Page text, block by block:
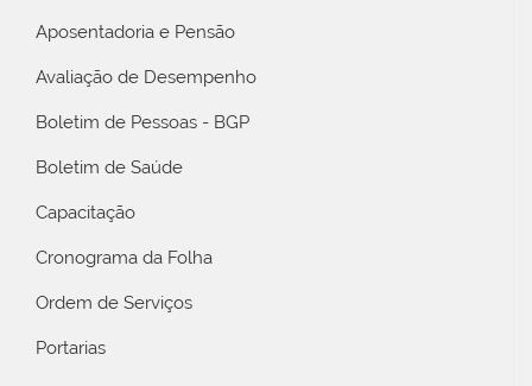
Aposentadoria e Pensão
Avaliação de Desempenho
Boletim de Pessoas - BGP
Boletim de Saúde
Capacitação
Cronograma da Folha
Ordem de Serviços
Portarias